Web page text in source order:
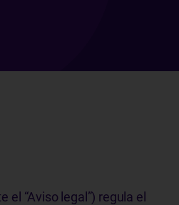
el “Aviso legal”) regula el